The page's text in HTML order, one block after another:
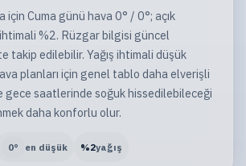
için Cuma günü hava 0° / 0°; açık
ihtimali %2. Rüzgar bilgisi güncel
takip edilebilir. Yağış ihtimali düşük
planları için genel tablo daha elverişli
gece saatlerinde soğuk hissedilebileceği
daha konforlu olur.
0° en düşük %2yağış